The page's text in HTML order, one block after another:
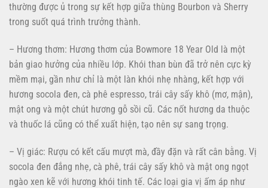
thường được ủ trong sự kết hợp giữa thùng Bourbon và Sherry
trong suốt quá trình trưởng thành.
– Hương thơm: Hương thơm của Bowmore 18 Year Old là một
bản giao hưởng của nhiều lớp. Khói than bùn đã trở nên cực kỳ
mềm mại, gần như chỉ là một làn khói nhẹ nhàng, kết hợp với
hương socola đen, cà phê espresso, trái cây sấy khô (mơ, mận),
mật ong và một chút hương gỗ sồi cũ. Các nốt hương da thuộc
và thuốc lá cũng có thể xuất hiện, tạo nên sự sang trọng.
– Vị giác: Rượu có kết cấu mượt mà, đầy đặn và rất cân bằng. Vị
socola đen đắng nhẹ, cà phê, trái cây sấy khô và mật ong ngọt
ngào xen kẽ với hương khói tinh tế. Các loại gia vị ấm áp như